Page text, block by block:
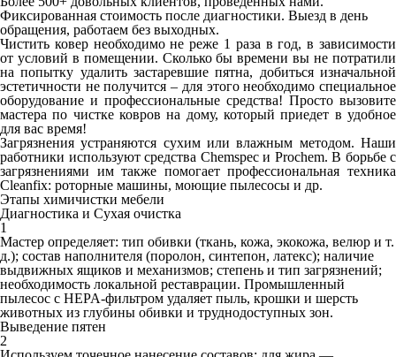
Фиксированная стоимость после диагностики. Выезд в день
обращения, работаем без выходных.
Чистить ковер необходимо не реже 1 раза в год, в зависимости
от условий в помещении. Сколько бы времени вы не потратили
на попытку удалить застаревшие пятна, добиться изначальной
эстетичности не получится – для этого необходимо специальное
оборудование и профессиональные средства! Просто вызовите
мастера по чистке ковров на дому, который приедет в удобное
для вас время!
Загрязнения устраняются сухим или влажным методом. Наши
работники используют средства Chemspec и Prochem. В борьбе с
загрязнениями им также помогает профессиональная техника
Cleanfix: роторные машины, моющие пылесосы и др.
Этапы химичистки мебели
Диагностика и Сухая очистка
1
Мастер определяет: тип обивки (ткань, кожа, экокожа, велюр и т.
д.); состав наполнителя (поролон, синтепон, латекс); наличие
выдвижных ящиков и механизмов; степень и тип загрязнений;
необходимость локальной реставрации. Промышленный
пылесос с HEPA‑фильтром удаляет пыль, крошки и шерсть
животных из глубины обивки и труднодоступных зон.
Выведение пятен
2